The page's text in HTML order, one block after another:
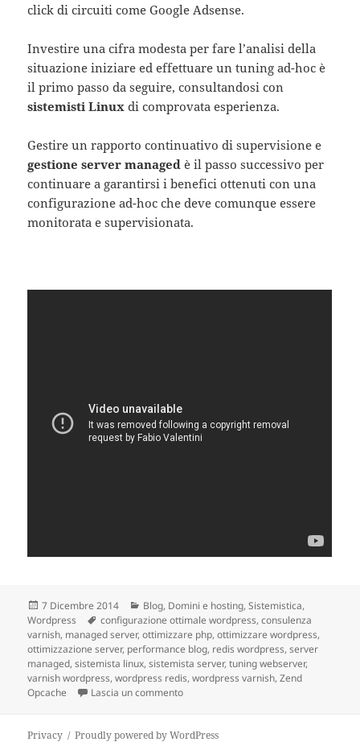
click di circuiti come Google Adsense.
Investire una cifra modesta per fare l’analisi della
situazione iniziare ed effettuare un tuning ad-hoc è
il primo passo da seguire, consultandosi con
sistemisti Linux di comprovata esperienza.
Gestire un rapporto continuativo di supervisione e
gestione server managed è il passo successivo per
continuare a garantirsi i benefici ottenuti con una
configurazione ad-hoc che deve comunque essere
monitorata e supervisionata.
Scritto
il
7 Dicembre 2014 Categorie
Blog, Domini e hosting,Sistemistica,
Wordpress
Tag
configurazione ottimale wordpress,consulenza
varnish, managed server,ottimizzare php,ottimizzare wordpress,
ottimizzazione server, performance blog, redis wordpress,server
managed,sistemista linux,sistemista server,tuning webserver,
varnish wordpress,wordpress redis,wordpress varnish,Zend
Opcache
Lascia un commento
Privacy Proudly powered by WordPress